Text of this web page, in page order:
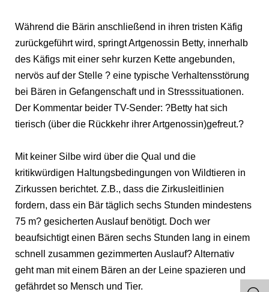
Während die Bärin anschließend in ihren tristen Käfig
zurückgeführt wird, springt Artgenossin Betty, innerhalb
des Käfigs mit einer sehr kurzen Kette angebunden,
nervös auf der Stelle ? eine typische Verhaltensstörung
bei Bären in Gefangenschaft und in Stresssituationen.
Der Kommentar beider TV-Sender: ?Betty hat sich
tierisch (über die Rückkehr ihrer Artgenossin)gefreut.?
Mit keiner Silbe wird über die Qual und die
kritikwürdigen Haltungsbedingungen von Wildtieren in
Zirkussen berichtet. Z.B., dass die Zirkusleitlinien
fordern, dass ein Bär täglich sechs Stunden mindestens
75 m? gesicherten Auslauf benötigt. Doch wer
beaufsichtigt einen Bären sechs Stunden lang in einem
schnell zusammen gezimmerten Auslauf? Alternativ
geht man mit einem Bären an der Leine spazieren und
gefährdet so Mensch und Tier.